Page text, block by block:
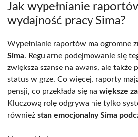
Jak wypełnianie
wydajność pracy Sima?
Wypełnianie raportów ma ogromne
Sima. Regularne podejmowanie się
zwiększa szanse na awans, ale także
status w grze. Co więcej, raporty
pensji, co przekłada się na większe
Kluczową rolę odgrywa nie tylko
również stan emocjonalny Sima